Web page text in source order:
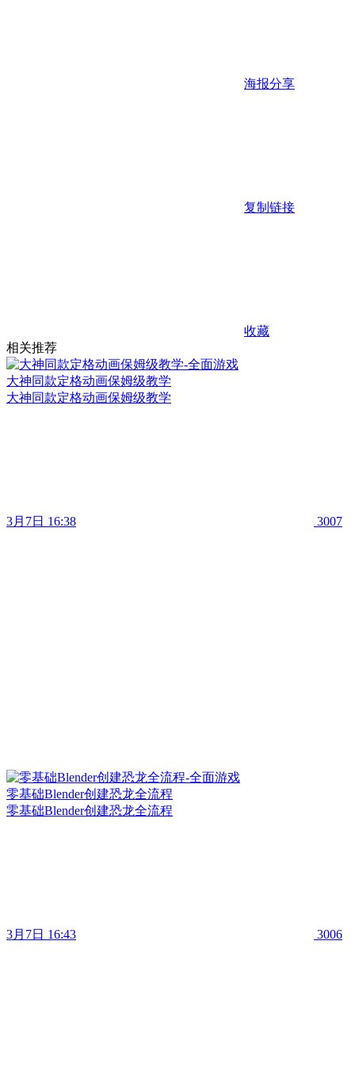
海报分享
复制链接
收藏
相关推荐
大神同款定格动画保姆级教学
大神同款定格动画保姆级教学
3月7日 16:38 3007
零基础Blender创建恐龙全流程
零基础Blender创建恐龙全流程
3月7日 16:43 3006